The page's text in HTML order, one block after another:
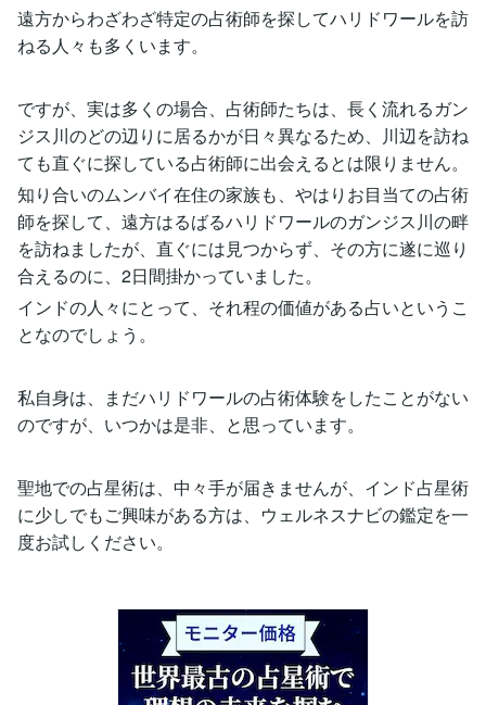
遠方からわざわざ特定の占術師を探してハリドワールを訪
ねる人々も多くいます。
ですが、実は多くの場合、占術師たちは、長く流れるガン
ジス川のどの辺りに居るかが日々異なるため、川辺を訪ね
ても直ぐに探している占術師に出会えるとは限りません。
知り合いのムンバイ在住の家族も、やはりお目当ての占術
師を探して、遠方はるばるハリドワールのガンジス川の畔
を訪ねましたが、直ぐには見つからず、その方に遂に巡り
合えるのに、2日間掛かっていました。
インドの人々にとって、それ程の価値がある占いというこ
となのでしょう。
私自身は、まだハリドワールの占術体験をしたことがない
のですが、いつかは是非、と思っています。
聖地での占星術は、中々手が届きませんが、インド占星術
に少しでもご興味がある方は、ウェルネスナビの鑑定を一
度お試しください。